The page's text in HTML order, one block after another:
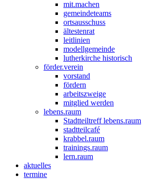
mit.machen
gemeindeteams
ortsausschuss
ältestenrat
leitlinien
modellgemeinde
lutherkirche historisch
förder.verein
vorstand
fördern
arbeitszweige
mitglied werden
lebens.raum
Stadtteiltreff lebens.raum
stadtteilcafé
krabbel.raum
trainings.raum
lern.raum
aktuelles
termine